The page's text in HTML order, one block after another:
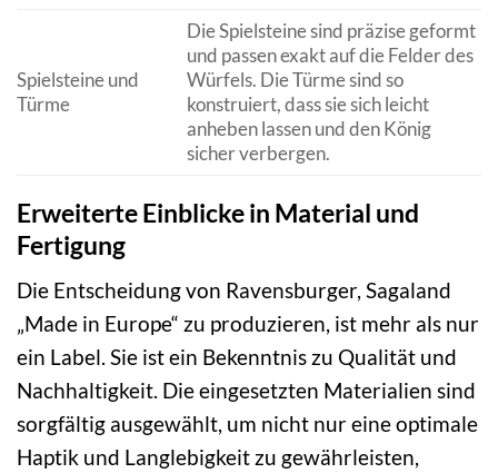
Spielsteine und
Türme
Die Spielsteine sind präzise geformt
und passen exakt auf die Felder des
Würfels. Die Türme sind so
konstruiert, dass sie sich leicht
anheben lassen und den König
sicher verbergen.
Erweiterte Einblicke in Material und
Fertigung
Die Entscheidung von Ravensburger, Sagaland
„Made in Europe“ zu produzieren, ist mehr als nur
ein Label. Sie ist ein Bekenntnis zu Qualität und
Nachhaltigkeit. Die eingesetzten Materialien sind
sorgfältig ausgewählt, um nicht nur eine optimale
Haptik und Langlebigkeit zu gewährleisten,